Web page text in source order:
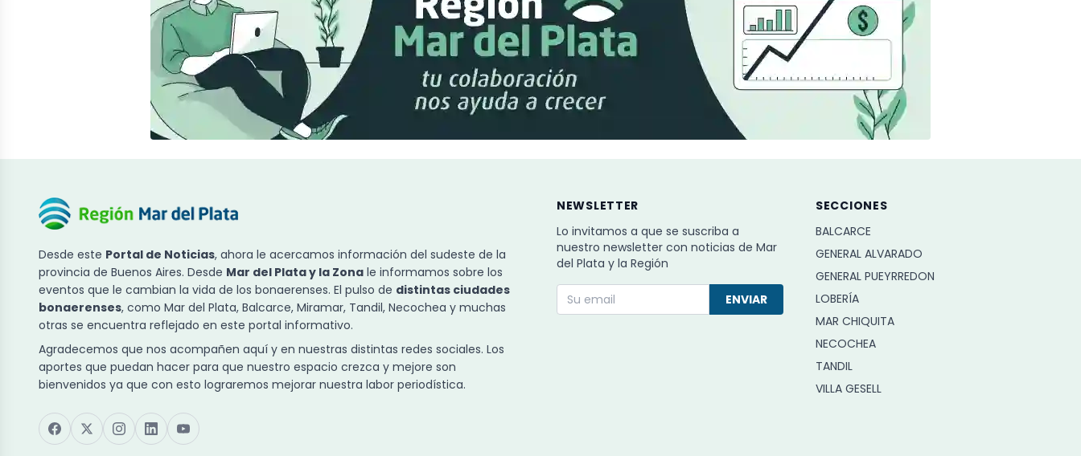
Desde este Portal de Noticias, ahora le acercamos información del sudeste de la
provincia de Buenos Aires. Desde Mar del Plata y la Zona le informamos sobre los
eventos que le cambian la vida de los bonaerenses. El pulso de distintas ciudades
bonaerenses, como Mar del Plata, Balcarce, Miramar, Tandil, Necochea y muchas
otras se encuentra reflejado en este portal informativo.
Agradecemos que nos acompañen aquí y en nuestras distintas redes sociales. Los
aportes que puedan hacer para que nuestro espacio crezca y mejore son
bienvenidos ya que con esto lograremos mejorar nuestra labor periodística.
NEWSLETTER
Lo invitamos a que se suscriba a
nuestro newsletter con noticias de Mar
del Plata y la Región
ENVIAR
SECCIONES
BALCARCE
GENERAL ALVARADO
GENERAL PUEYRREDON
LOBERÍA
MAR CHIQUITA
NECOCHEA
TANDIL
VILLA GESELL